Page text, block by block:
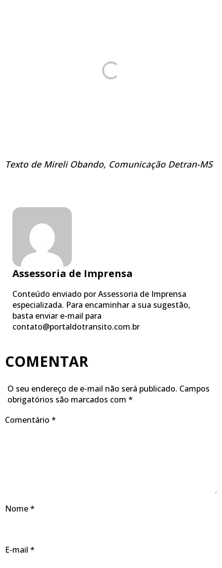
Texto de Mireli Obando, Comunicação Detran-MS
Assessoria de Imprensa
Conteúdo enviado por Assessoria de Imprensa
especializada. Para encaminhar a sua sugestão,
basta enviar e-mail para
contato@portaldotransito.com.br
COMENTAR
O seu endereço de e-mail não será publicado. Campos
obrigatórios são marcados com *
Comentário *
Nome*
E-mail *